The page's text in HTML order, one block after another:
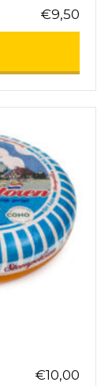
€9,50
€10,00